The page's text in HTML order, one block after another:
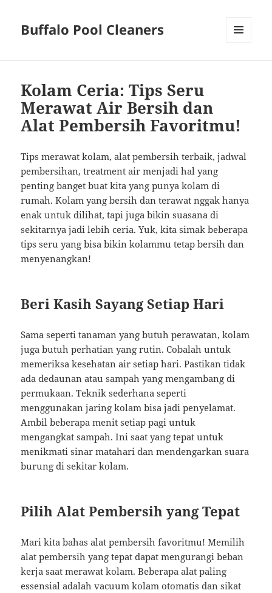
Buffalo Pool Cleaners
Kolam Ceria: Tips Seru
Merawat Air Bersih dan
Alat Pembersih Favoritmu!
Tips merawat kolam, alat pembersih terbaik, jadwal
pembersihan, treatment air menjadi hal yang
penting banget buat kita yang punya kolam di
rumah. Kolam yang bersih dan terawat nggak hanya
enak untuk dilihat, tapi juga bikin suasana di
sekitarnya jadi lebih ceria. Yuk, kita simak beberapa
tips seru yang bisa bikin kolammu tetap bersih dan
menyenangkan!
Beri Kasih Sayang Setiap Hari
Sama seperti tanaman yang butuh perawatan, kolam
juga butuh perhatian yang rutin. Cobalah untuk
memeriksa kesehatan air setiap hari. Pastikan tidak
ada dedaunan atau sampah yang mengambang di
permukaan. Teknik sederhana seperti
menggunakan jaring kolam bisa jadi penyelamat.
Ambil beberapa menit setiap pagi untuk
mengangkat sampah. Ini saat yang tepat untuk
menikmati sinar matahari dan mendengarkan suara
burung di sekitar kolam.
Pilih Alat Pembersih yang Tepat
Mari kita bahas alat pembersih favoritmu! Memilih
alat pembersih yang tepat dapat mengurangi beban
kerja saat merawat kolam. Beberapa alat paling
essensial adalah vacuum kolam otomatis dan sikat